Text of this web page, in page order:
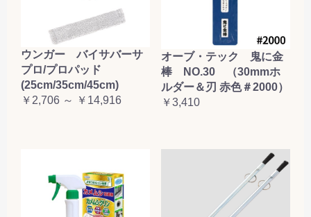
ウンガー バイサバーサ
プロ/プロパッド
(25cm/35cm/45cm)
￥2,706 ～ ￥14,916
オーブ・テック 鬼に金
棒 NO.30 （30mmホ
ルダー＆刃 赤色＃2000）
￥3,410